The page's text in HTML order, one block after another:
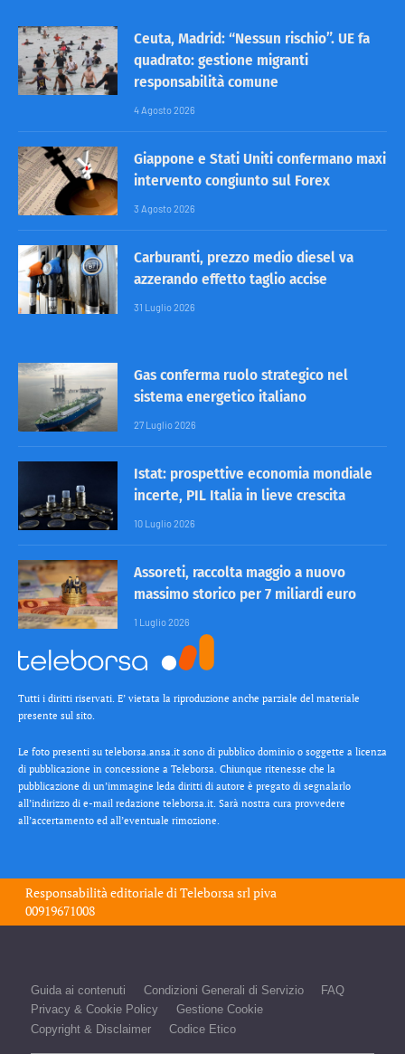
Ceuta, Madrid: “Nessun rischio”. UE fa
quadrato: gestione migranti
responsabilità comune
4 Agosto 2026
Giappone e Stati Uniti confermano maxi
intervento congiunto sul Forex
3 Agosto 2026
Carburanti, prezzo medio diesel va
azzerando effetto taglio accise
31 Luglio 2026
Gas conferma ruolo strategico nel
sistema energetico italiano
27 Luglio 2026
Istat: prospettive economia mondiale
incerte, PIL Italia in lieve crescita
10 Luglio 2026
Assoreti, raccolta maggio a nuovo
massimo storico per 7 miliardi euro
1 Luglio 2026
Tutti i diritti riservati. E’ vietata la riproduzione anche parziale del materiale
presente sul sito.
Le foto presenti su teleborsa.ansa.it sono di pubblico dominio o soggette a licenza
di pubblicazione in concessione a Teleborsa. Chiunque ritenesse che la
pubblicazione di un’immagine leda diritti di autore è pregato di segnalarlo
all’indirizzo di e-mail redazione teleborsa.it. Sarà nostra cura provvedere
all’accertamento ed all’eventuale rimozione.
Responsabilità editoriale diTeleborsa srlpiva
00919671008
Guida ai contenuti Condizioni Generali di Servizio
FAQ
Privacy & Cookie Policy
Gestione Cookie
Copyright & Disclaimer
Codice Etico